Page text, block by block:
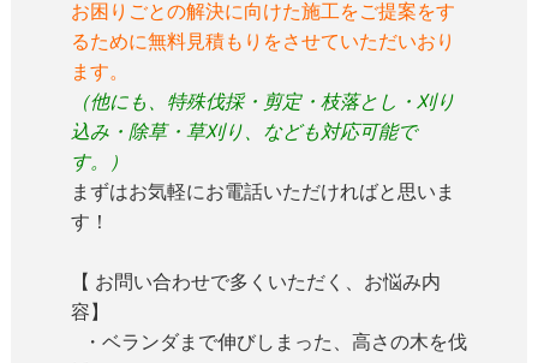
お困りごとの解決に向けた施工をご提案をす
るために無料見積もりをさせていただいおり
ます。
（他にも、特殊伐採・剪定・枝落とし・刈り
込み・除草・草刈り、なども対応可能で
す。）
まずはお気軽にお電話いただければと思いま
す！
【 お問い合わせで多くいただく、お悩み内
容】
・ベランダまで伸びしまった、高さの木を伐